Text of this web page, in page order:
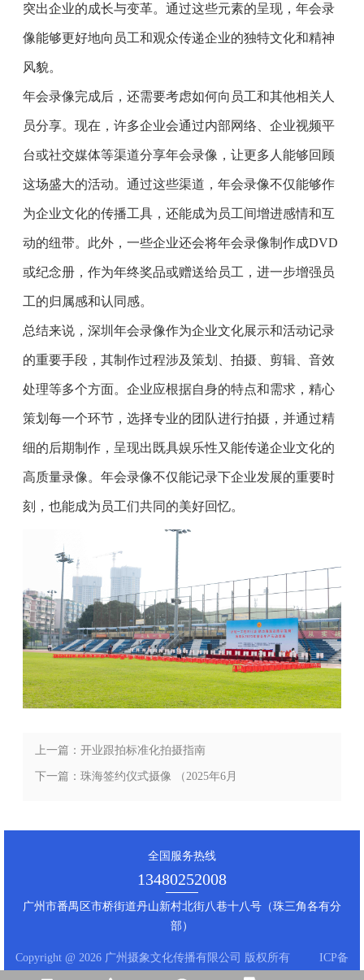
突出企业的成长与变革。通过这些元素的呈现，年会录
像能够更好地向员工和观众传递企业的独特文化和精神
风貌。
年会录像完成后，还需要考虑如何向员工和其他相关人
员分享。现在，许多企业会通过内部网络、企业视频平
台或社交媒体等渠道分享年会录像，让更多人能够回顾
这场盛大的活动。通过这些渠道，年会录像不仅能够作
为企业文化的传播工具，还能成为员工间增进感情和互
动的纽带。此外，一些企业还会将年会录像制作成DVD
或纪念册，作为年终奖品或赠送给员工，进一步增强员
工的归属感和认同感。
总结来说，深圳年会录像作为企业文化展示和活动记录
的重要手段，其制作过程涉及策划、拍摄、剪辑、音效
处理等多个方面。企业应根据自身的特点和需求，精心
策划每一个环节，选择专业的团队进行拍摄，并通过精
细的后期制作，呈现出既具娱乐性又能传递企业文化的
高质量录像。年会录像不仅能记录下企业发展的重要时
刻，也能成为员工们共同的美好回忆。
上一篇：开业跟拍标准化拍摄指南
（2025年6月最新分享）
下一篇：珠海签约仪式摄像 （2025年6月
全国服务热线
13480252008
广州市番禺区市桥街道丹山新村北街八巷十八号（珠三角各有分
部）
Copyright @ 2026 广州摄象文化传播有限公司 版权所有 ICP备
案编号：粤ICP备2024251644号